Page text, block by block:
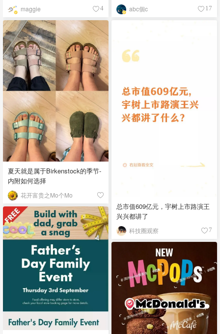
maggie 4 abc個c 17
夏天就是属于Birkenstock的季节-
内附如何选择
花开富贵之Mo个Mo
总市值609亿元，宇树上市路演王
兴兴都讲了
科技圈观察 7